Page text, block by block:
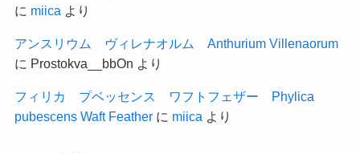
に miica より
アンスリウム ヴィレナオルム Anthurium Villenaorum
に Prostokva__bbOn より
フィリカ プベッセンス ワフトフェザー Phylica
pubescens Waft Featherに miica より